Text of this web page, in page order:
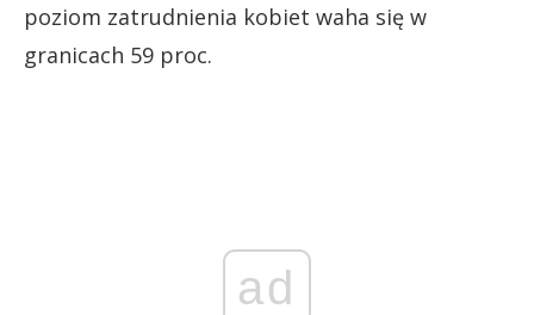
poziom zatrudnienia kobiet waha się w
granicach 59 proc.
ad